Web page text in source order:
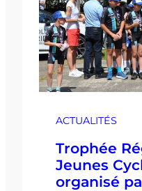
ACTUALITÉS
Trophée
Jeunes
organisé